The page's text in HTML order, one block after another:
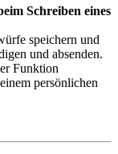
Schreiben eines
speichern und
und absenden.
Funktion
persönlichen